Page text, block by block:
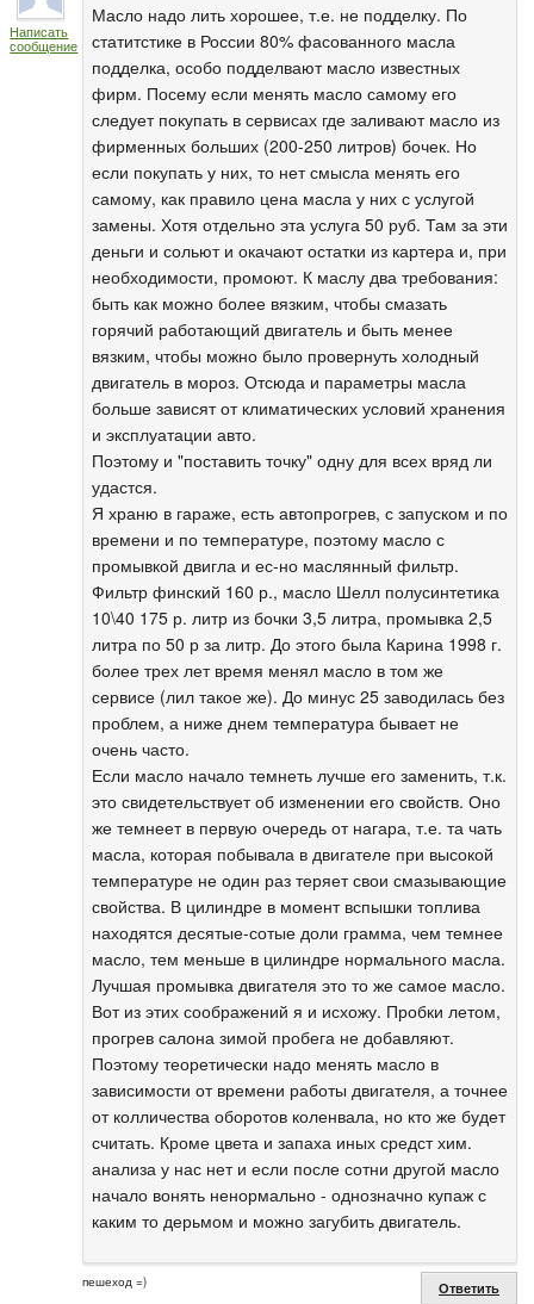
Написать
сообщение
Масло надо лить хорошее, т.е. не подделку. По
статитстике в России 80% фасованного масла
подделка, особо подделвают масло известных
фирм. Посему если менять масло самому его
следует покупать в сервисах где заливают масло из
фирменных больших (200-250 литров) бочек. Но
если покупать у них, то нет смысла менять его
самому, как правило цена масла у них с услугой
замены. Хотя отдельно эта услуга 50 руб. Там за эти
деньги и сольют и окачают остатки из картера и, при
необходимости, промоют. К маслу два требования:
быть как можно более вязким, чтобы смазать
горячий работающий двигатель и быть менее
вязким, чтобы можно было провернуть холодный
двигатель в мороз. Отсюда и параметры масла
больше зависят от климатических условий хранения
и эксплуатации авто.
Поэтому и "поставить точку" одну для всех вряд ли
удастся.
Я храню в гараже, есть автопрогрев, с запуском и по
времени и по температуре, поэтому масло с
промывкой двигла и ес-но маслянный фильтр.
Фильтр финский 160 р., масло Шелл полусинтетика
10\40 175 р. литр из бочки 3,5 литра, промывка 2,5
литра по 50 р за литр. До этого была Карина 1998 г.
более трех лет время менял масло в том же
сервисе (лил такое же). До минус 25 заводилась без
проблем, а ниже днем температура бывает не
очень часто.
Если масло начало темнеть лучше его заменить, т.к.
это свидетельствует об изменении его свойств. Оно
же темнеет в первую очередь от нагара, т.е. та чать
масла, которая побывала в двигателе при высокой
температуре не один раз теряет свои смазывающие
свойства. В цилиндре в момент вспышки топлива
находятся десятые-сотые доли грамма, чем темнее
масло, тем меньше в цилиндре нормального масла.
Лучшая промывка двигателя это то же самое масло.
Вот из этих соображений я и исхожу. Пробки летом,
прогрев салона зимой пробега не добавляют.
Поэтому теоретически надо менять масло в
зависимости от времени работы двигателя, а точнее
от колличества оборотов коленвала, но кто же будет
считать. Кроме цвета и запаха иных средст хим.
анализа у нас нет и если после сотни другой масло
начало вонять ненормально - однозначно купаж с
каким то дерьмом и можно загубить двигатель.
пешеход =) Ответить